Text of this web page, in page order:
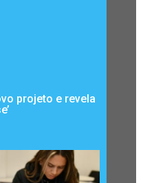
projeto e revela